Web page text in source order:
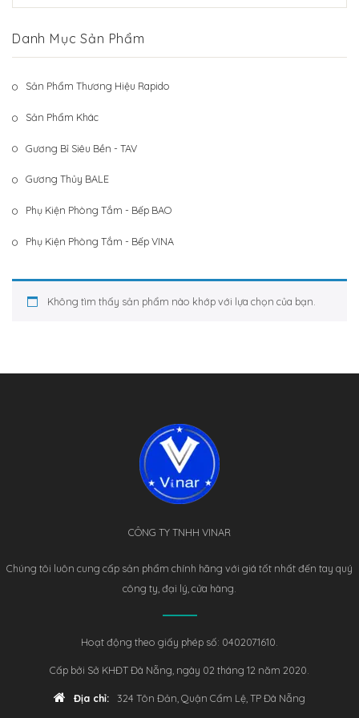
Phụ Kiện Phòng Tắm – Bếp VINA
Sản Phẩm Khác
Danh Mục Sản Phẩm
Sản Phẩm Thương Hiệu Rapido
Sản Phẩm Khác
Gương Bỉ Siêu Bền - TAV
Gương Thủy BALE
Phụ Kiện Phòng Tắm - Bếp BAO
Phụ Kiện Phòng Tắm - Bếp VINA
Không tìm thấy sản phẩm nào khớp với lựa chọn của bạn.
CÔNG TY TNHH VINAR
Chúng tôi luôn cung cấp sản phẩm chính hãng với giá tốt nhất đến tay quý
công ty, đại lý, cửa hàng.
Hoạt động theo giấy phép số: 0402071610.
Cấp bởi Sở KHĐT Đà Nẵng, ngày 02 tháng 12 năm 2020.
Địa chỉ: 324 Tôn Đản, Quận Cẩm Lệ, TP Đà Nẵng